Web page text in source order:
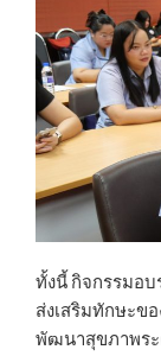
ทั้งนี้ กิจกรรมอบ
ส่งเสริมทักษะข
พัฒนาสุขภาพร